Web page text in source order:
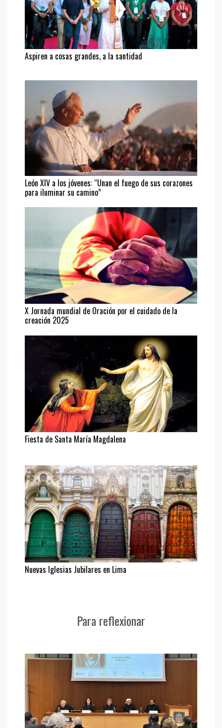
Aspiren a cosas grandes, a la santidad
León XIV a los jóvenes: “Unan el fuego de sus corazones
para iluminar su camino”
X Jornada mundial de Oración por el cuidado de la
creación 2025
Fiesta de Santa María Magdalena
Nuevas Iglesias Jubilares en Lima
Para reflexionar